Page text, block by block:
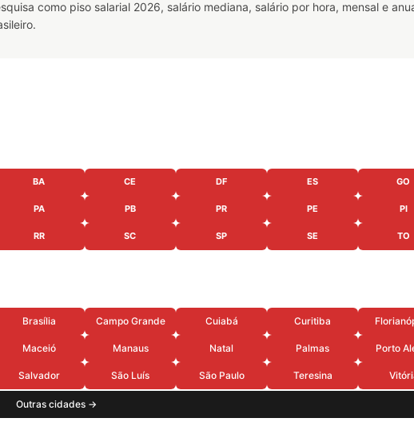
como piso salarial 2026, salário mediana, salário por hora, mensal e
BA CE DF ES GO
PA PB PR PE PI
RR SC SP SE TO
Brasília Campo Grande Cuiabá Curitiba
Maceió Manaus Natal Palmas Porto
Salvador São Luís São Paulo Teresina
Outras cidades →